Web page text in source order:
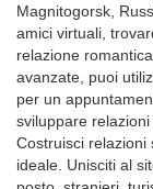
Magnitogorsk,
amici virtuali,
relazione
avanzate, puoi
per un
sviluppare
Costruisci
ideale. Unisciti al